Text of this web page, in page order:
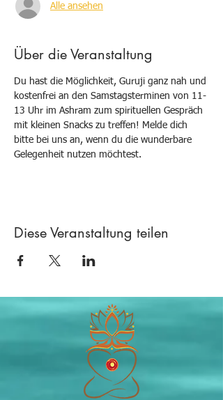
Alle ansehen
Über die Veranstaltung
Du hast die Möglichkeit, Guruji ganz nah und
kostenfrei an den Samstagsterminen von 11-
13 Uhr im Ashram zum spirituellen Gespräch
mit kleinen Snacks zu treffen! Melde dich
bitte bei uns an, wenn du die wunderbare
Gelegenheit nutzen möchtest.
Diese Veranstaltung teilen